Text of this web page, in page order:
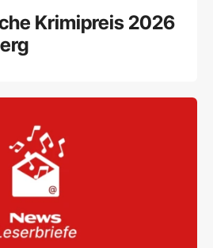
Krimipreis 2026